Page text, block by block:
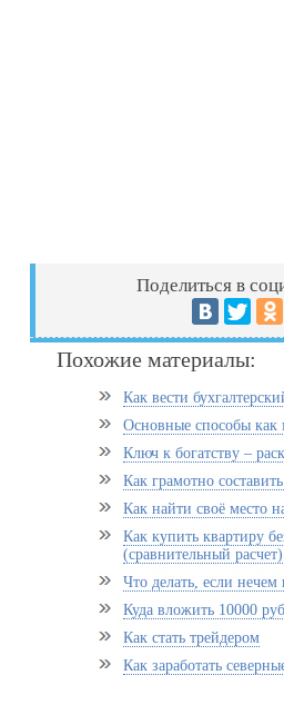
Поделиться в
Похожие материалы:
Как вести
Основные способы как
Ключ к богатству –
Как грамотно
Как найти своё место
Как купить квартиру
(сравнительный расчет)
Что делать, если нечем
Куда вложить 10000
Как стать трейдером
Как заработать